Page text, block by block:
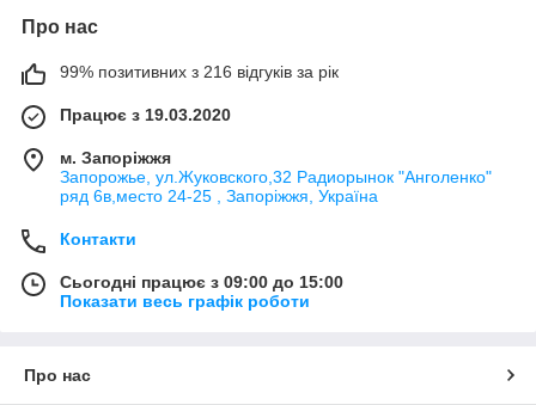
Про нас
99% позитивних з 216 відгуків за рік
Працює з 19.03.2020
м. Запоріжжя
Запорожье, ул.Жуковского,32 Радиорынок "Анголенко"
ряд 6в,место 24-25 , Запоріжжя, Україна
Контакти
Сьогодні працює з 09:00 до 15:00
Показати весь графік роботи
Про нас